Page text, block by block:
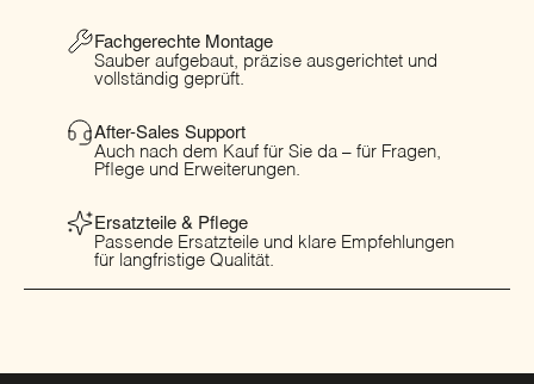
Fachgerechte Montage
Sauber aufgebaut, präzise ausgerichtet und
vollständig geprüft.
After-Sales Support
Auch nach dem Kauf für Sie da – für Fragen,
Pflege und Erweiterungen.
Ersatzteile & Pflege
Passende Ersatzteile und klare Empfehlungen
für langfristige Qualität.